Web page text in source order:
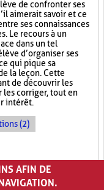
de confronter ses
aimerait savoir et ce
ses connaissances
Le recours à un
dans un tel
d’organiser ses
qui pique sa
la leçon. Cette
de découvrir les
les corriger, tout en
intérêt.
(2)
AFIN DE